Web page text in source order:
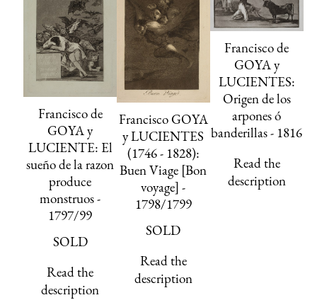
Francisco de
GOYA y
LUCIENTE: El
sueño de la razon
produce
monstruos -
1797/99
SOLD
Read the
description
Francisco GOYA
y LUCIENTES
(1746 - 1828):
Buen Viage [Bon
voyage] -
1798/1799
SOLD
Read the
description
Francisco de
GOYA y
LUCIENTES:
Origen de los
arpones ó
banderillas - 1816
Read the
description